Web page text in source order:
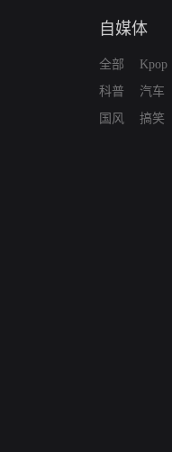
自媒体
全部
科普
国风
Kpop
汽车
搞笑